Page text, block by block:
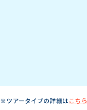
※ツアータイプの詳細はこちら